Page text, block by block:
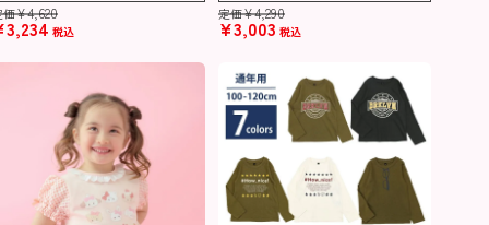
価¥4,620
3,234 税込
定価¥4,290
¥3,003 税込